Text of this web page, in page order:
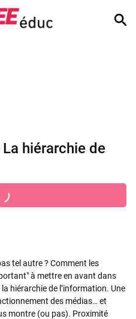
hiérarchie de
tel autre ? Comment les
à mettre en avant dans
la hiérarchie de l’information. Une
des médias… et
montre (ou pas). Proximité